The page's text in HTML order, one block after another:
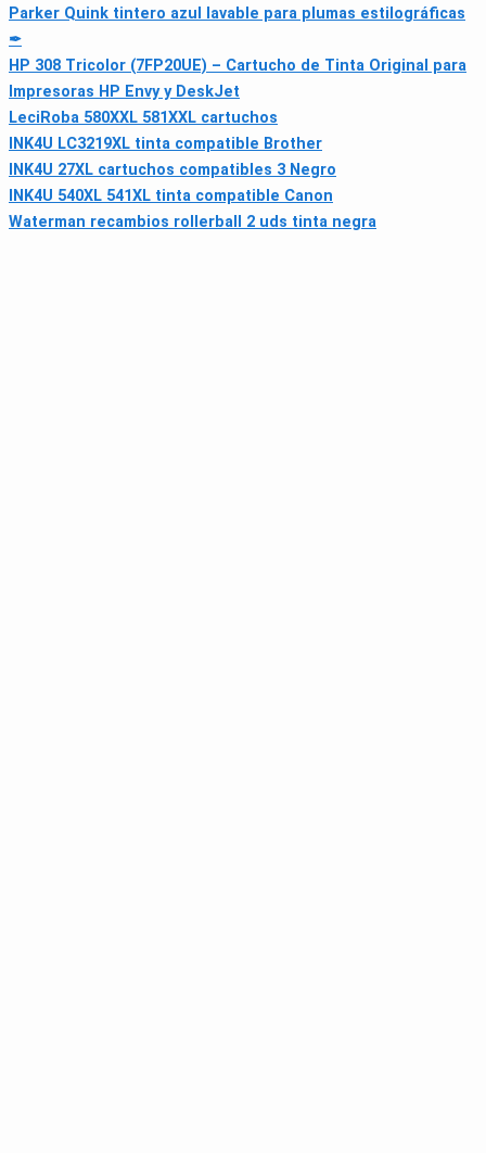
Parker Quink tintero azul lavable para plumas estilográficas
✒
HP 308 Tricolor (7FP20UE) – Cartucho de Tinta Original para
Impresoras HP Envy y DeskJet
LeciRoba 580XXL 581XXL cartuchos
INK4U LC3219XL tinta compatible Brother
INK4U 27XL cartuchos compatibles 3 Negro
INK4U 540XL 541XL tinta compatible Canon
Waterman recambios rollerball 2 uds tinta negra